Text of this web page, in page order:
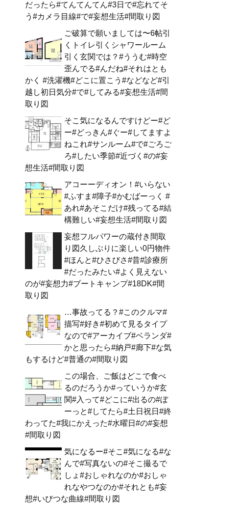
だったら#てんてんてん#3日で#忘れてそ
う#カメラ目線#で#妄想生活#間取り図
ご破算で願いましては〜6帖引
くトイレ引くシャワールーム
引く玄関では？#ううむ#時空
歪んでる#んだね#それはとも
かく #洗濯機#どこに置こう#などなど#引
越し初日気分#で#してみる#妄想生活#間
取り図
そこ気になるんですけどー#ど
ー#どっきん#ぐー#してますよ
ねこれ#サンルーム#で#ごろご
ろ#したい季節#近づく#の#妄
想生活#間取り図
アコーーディオン！#いらない
#ふすま#障子#かむばーっく #
あれ#あそこだけ#残ってる#結
構難しい#妄想生活#間取り図
妄想フルパワーの蔵付き間取
り図久しぶりに楽しい0円物件
#ほんと#ひさびさ#昔#診療所
#だったみたい#よく見えない
のが#妄想力#ブートキャンプ#18DK#間
取り図
…事故ってる？#このクルマ#
描写#好き#初めて見るタイプ
なので#アーカイブ#ベランダ#
かと思ったら#納戸#廊下#な気
もするけど#普通の#間取り図
この場合、ご飯はどこで食べ
るのだろうか#っていうか#玄
関#入って#どこに#出るの#ぼ
ーっと#してたら#土日祝日#終
わってた#我にかえった#水曜日#の#妄想
#間取り図
気になるー#そこ#気になる#な
んで#写真ないの#そこ撮るで
しょ#おしゃれなのか#おしゃ
れなやつなのか#それとも#妄
想#いびつな曲線#間取り図